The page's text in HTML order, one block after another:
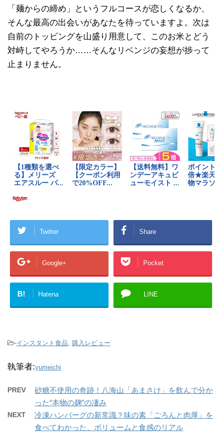
「麺からの締め」というフルコースが恋しくなるか、
そんな最高の出会いがあなたを待っていますよ。次は
自前のトッピングを山盛り用意して、このお米とどう
対峙してやろうか……そんなリベンジの妄想が捗って
止まりません。
Twitter Share
Google+ Pocket
B! Hatena LINE
-インスタント食品 購入レビュー
執筆者:yumeichi
PREV
砂糖不使用の奇跡！八海山「あまさけ」を飲んで分か
った“本物の麹”の凄み
NEXT
冷凍ハンバーグの新常識？味の素「ごろんと肉厚」を
食べてわかった、ボリュームと食感のリアル